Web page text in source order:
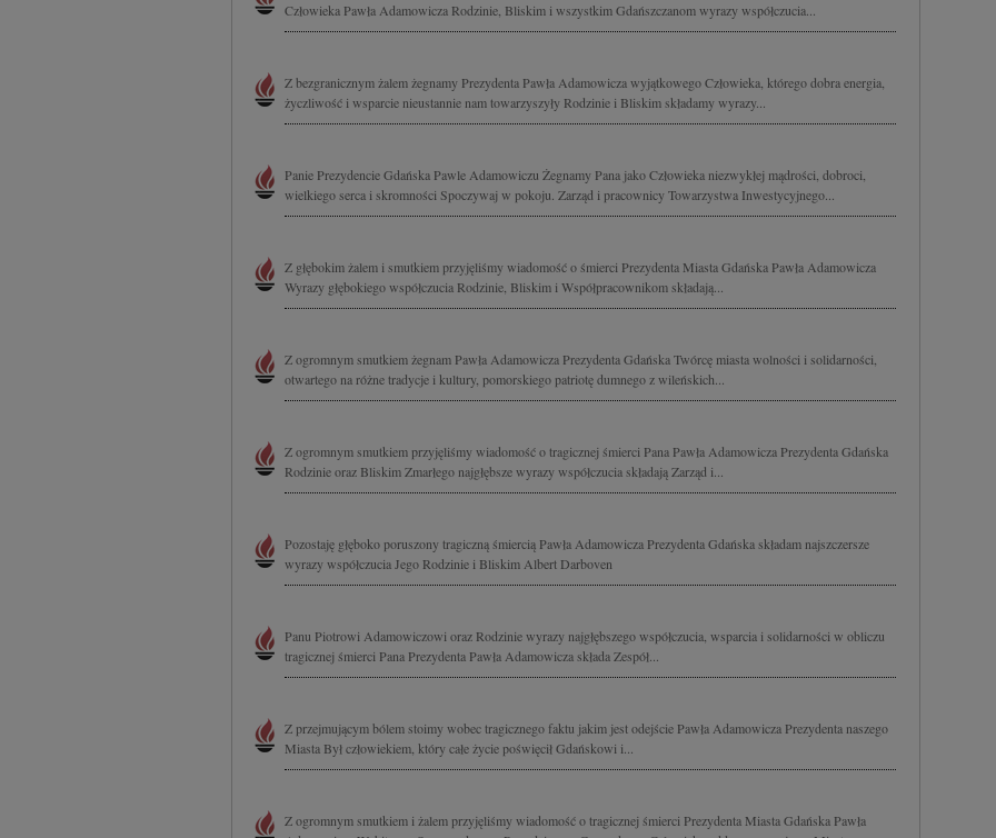
Człowieka Pawła Adamowicza Rodzinie, Bliskim i wszystkim Gdańszczanom wyrazy współczucia...
Z bezgranicznym żalem żegnamy Prezydenta Pawła Adamowicza wyjątkowego Człowieka, którego dobra energia,
życzliwość i wsparcie nieustannie nam towarzyszyły Rodzinie i Bliskim składamy wyrazy...
Panie Prezydencie Gdańska Pawle Adamowiczu Żegnamy Pana jako Człowieka niezwykłej mądrości, dobroci,
wielkiego serca i skromności Spoczywaj w pokoju. Zarząd i pracownicy Towarzystwa Inwestycyjnego...
Z głębokim żalem i smutkiem przyjęliśmy wiadomość o śmierci Prezydenta Miasta Gdańska Pawła Adamowicza
Wyrazy głębokiego współczucia Rodzinie, Bliskim i Współpracownikom składają...
Z ogromnym smutkiem żegnam Pawła Adamowicza Prezydenta Gdańska Twórcę miasta wolności i solidarności,
otwartego na różne tradycje i kultury, pomorskiego patriotę dumnego z wileńskich...
Z ogromnym smutkiem przyjęliśmy wiadomość o tragicznej śmierci Pana Pawła Adamowicza Prezydenta Gdańska
Rodzinie oraz Bliskim Zmarłego najgłębsze wyrazy współczucia składają Zarząd i...
Pozostaję głęboko poruszony tragiczną śmiercią Pawła Adamowicza Prezydenta Gdańska składam najszczersze
wyrazy współczucia Jego Rodzinie i Bliskim Albert Darboven
Panu Piotrowi Adamowiczowi oraz Rodzinie wyrazy najgłębszego współczucia, wsparcia i solidarności w obliczu
tragicznej śmierci Pana Prezydenta Pawła Adamowicza składa Zespół...
Z przejmującym bólem stoimy wobec tragicznego faktu jakim jest odejście Pawła Adamowicza Prezydenta naszego
Miasta Był człowiekiem, który całe życie poświęcił Gdańskowi i...
Z ogromnym smutkiem i żalem przyjęliśmy wiadomość o tragicznej śmierci Prezydenta Miasta Gdańska Pawła